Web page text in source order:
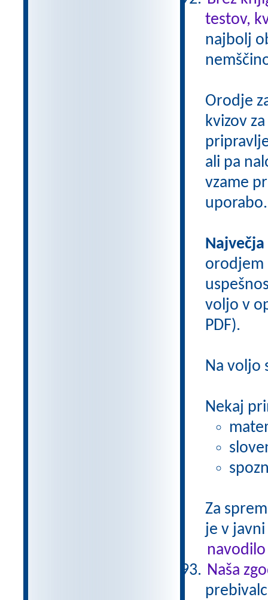
testov,
najbolj
Orodje
kvizov za
ali pa
vzame
uporabo.
orodjem
voljo v
PDF).
Na voljo
Nekaj
Za
je v
navodilo
Naša